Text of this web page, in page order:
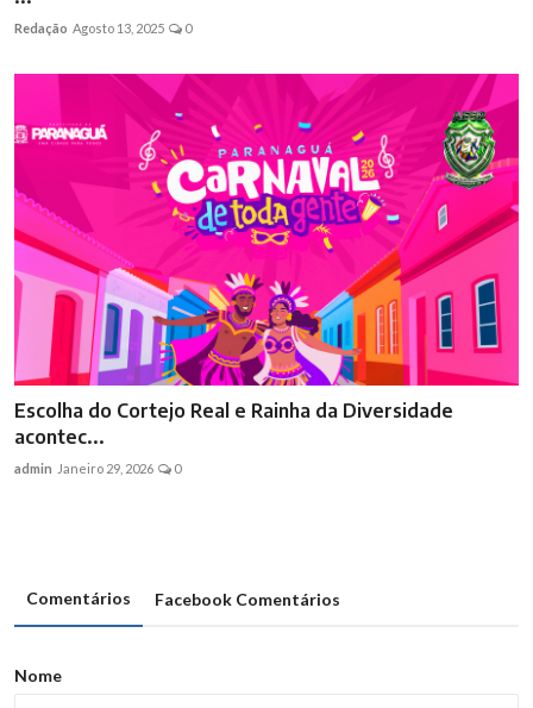
Redação Agosto 13, 2025 0
Escolha do Cortejo Real e Rainha da Diversidade
acontec...
admin Janeiro 29, 2026 0
Comentários Facebook Comentários
Nome